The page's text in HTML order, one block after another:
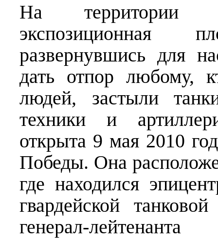
На территории
экспозиционная
развернувшись для
дать отпор любому,
людей, застыли
техники и
открыта 9 мая 2010
Победы. Она
где находился
гвардейской
генерал-